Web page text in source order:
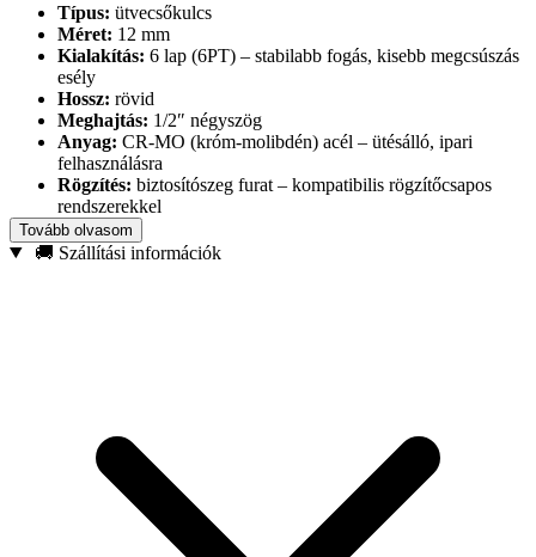
Típus: ütvecsőkulcs
Méret: 12 mm
Kialakítás: 6 lap (6PT) – stabilabb fogás, kisebb megcsúszás
esély
Hossz: rövid
Meghajtás: 1/2″ négyszög
Anyag: CR-MO (króm-molibdén) acél – ütésálló, ipari
felhasználásra
Rögzítés: biztosítószeg furat – kompatibilis rögzítőcsapos
rendszerekkel
ACR-MO acélütvecsavarozós használatra lett fejlesztve: jobban
Tovább olvasom
🚚 Szállítási információk